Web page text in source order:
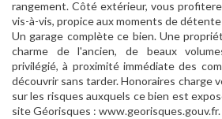
rangement. Côté extérieur, vous
vis-à-vis, propice aux moments de
Un garage complète ce bien. Une
charme de l'ancien, de beaux
privilégié, à proximité immédiate des
découvrir sans tarder. Honoraires charge
sur les risques auxquels ce bien est
site Géorisques : www.georisques.gouv.fr.